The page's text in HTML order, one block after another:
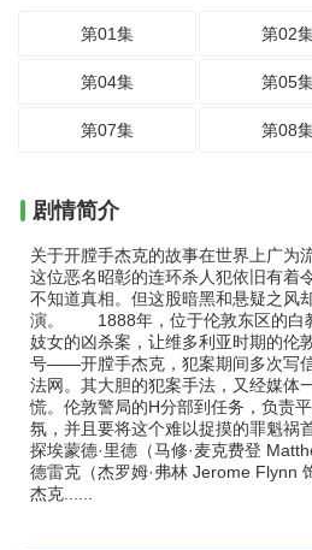
第01集 第02
第04集 第05
第07集 第08
剧情简介
关于开膛手杰克的故事在世界上广为
这位恶名昭彰的连环杀人犯依旧有着
不知道真相。但这股暗黑和悬疑之风
演。 1888年，位于伦敦东区的白
妓女的凶杀案，让维多利亚时期的伦
号——开膛手杰克，犯案期间多次写
法网。其大胆的犯案手法，又经媒体
慌。伦敦警局的H分部到任务，负责
氛，并且要将这个难以捉摸的罪魁祸
探埃蒙德·里德（马修·麦克费登
德雷克（杰罗姆·弗林 Jerome Flynn
杰克......